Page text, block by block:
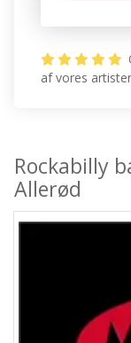
af vores artister
Rockabilly
Allerød